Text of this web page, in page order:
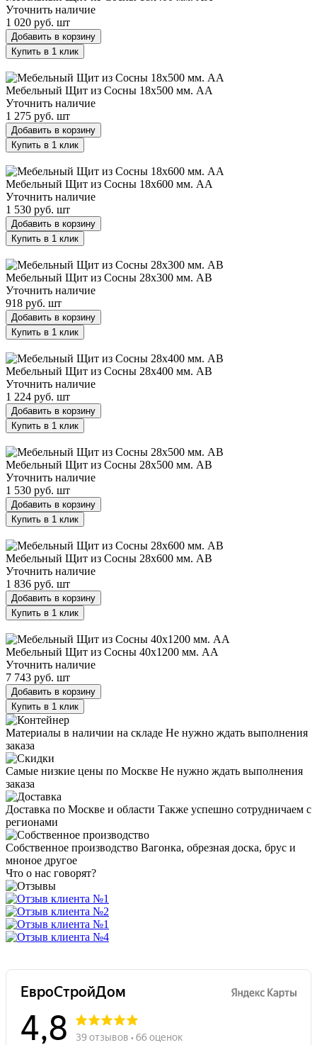
Уточнить наличие
1 020 руб. шт
Добавить в корзину
Купить в 1 клик
Мебельный Щит из Сосны 18х500 мм. AA
Уточнить наличие
1 275 руб. шт
Добавить в корзину
Купить в 1 клик
Мебельный Щит из Сосны 18х600 мм. AA
Уточнить наличие
1 530 руб. шт
Добавить в корзину
Купить в 1 клик
Мебельный Щит из Сосны 28х300 мм. AB
Уточнить наличие
918 руб. шт
Добавить в корзину
Купить в 1 клик
Мебельный Щит из Сосны 28х400 мм. AB
Уточнить наличие
1 224 руб. шт
Добавить в корзину
Купить в 1 клик
Мебельный Щит из Сосны 28х500 мм. AB
Уточнить наличие
1 530 руб. шт
Добавить в корзину
Купить в 1 клик
Мебельный Щит из Сосны 28х600 мм. AB
Уточнить наличие
1 836 руб. шт
Добавить в корзину
Купить в 1 клик
Мебельный Щит из Сосны 40х1200 мм. AA
Уточнить наличие
7 743 руб. шт
Добавить в корзину
Купить в 1 клик
Материалы в наличии на складе Не нужно ждать выполнения
заказа
Самые низкие цены по Москве Не нужно ждать выполнения
заказа
Доставка по Москве и области Также успешно сотрудничаем с
регионами
Собственное производство Вагонка, обрезная доска, брус и
мноное другое
Что о нас говорят?